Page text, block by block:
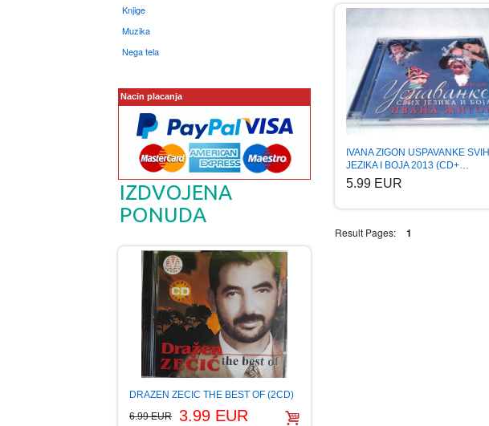
IVANA ZIGON USPAVANKE SVIH
JEZIKA I BOJA 2013 (CD+…
5.99 EUR
Result Pages: 1
Knjige
Muzika
Nega tela
Nacin placanja
IZDVOJENA
PONUDA
DRAZEN ZECIC THE BEST OF (2CD)
6.99 EUR
3.99 EUR